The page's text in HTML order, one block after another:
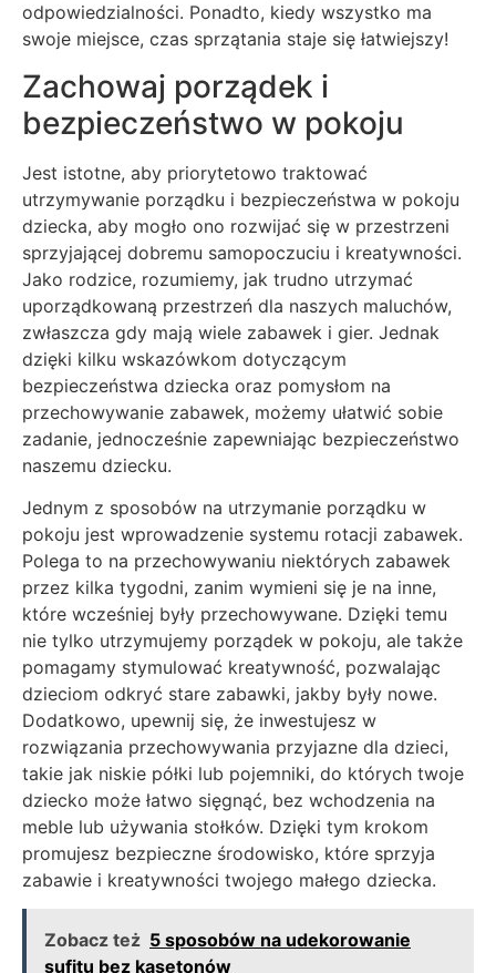
odpowiedzialności. Ponadto, kiedy wszystko ma
swoje miejsce, czas sprzątania staje się łatwiejszy!
Zachowaj porządek i
bezpieczeństwo w pokoju
Jest istotne, aby priorytetowo traktować
utrzymywanie porządku i bezpieczeństwa w pokoju
dziecka, aby mogło ono rozwijać się w przestrzeni
sprzyjającej dobremu samopoczuciu i kreatywności.
Jako rodzice, rozumiemy, jak trudno utrzymać
uporządkowaną przestrzeń dla naszych maluchów,
zwłaszcza gdy mają wiele zabawek i gier. Jednak
dzięki kilku wskazówkom dotyczącym
bezpieczeństwa dziecka oraz pomysłom na
przechowywanie zabawek, możemy ułatwić sobie
zadanie, jednocześnie zapewniając bezpieczeństwo
naszemu dziecku.
Jednym z sposobów na utrzymanie porządku w
pokoju jest wprowadzenie systemu rotacji zabawek.
Polega to na przechowywaniu niektórych zabawek
przez kilka tygodni, zanim wymieni się je na inne,
które wcześniej były przechowywane. Dzięki temu
nie tylko utrzymujemy porządek w pokoju, ale także
pomagamy stymulować kreatywność, pozwalając
dzieciom odkryć stare zabawki, jakby były nowe.
Dodatkowo, upewnij się, że inwestujesz w
rozwiązania przechowywania przyjazne dla dzieci,
takie jak niskie półki lub pojemniki, do których twoje
dziecko może łatwo sięgnąć, bez wchodzenia na
meble lub używania stołków. Dzięki tym krokom
promujesz bezpieczne środowisko, które sprzyja
zabawie i kreatywności twojego małego dziecka.
Zobacz też 5 sposobów na udekorowanie
sufitu bez kasetonów